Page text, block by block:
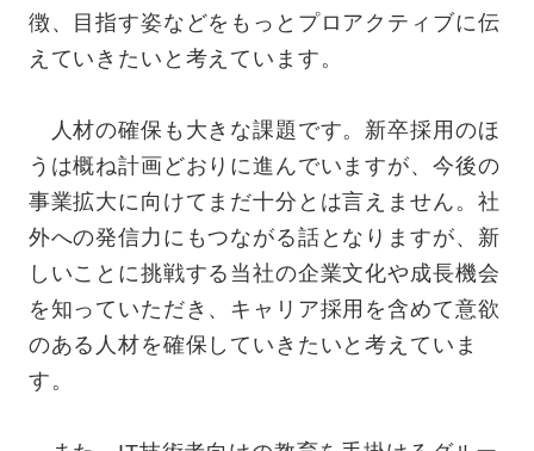
徴、目指す姿などをもっとプロアクティブに伝
えていきたいと考えています。
人材の確保も大きな課題です。新卒採用のほ
うは概ね計画どおりに進んでいますが、今後の
事業拡大に向けてまだ十分とは言えません。社
外への発信力にもつながる話となりますが、新
しいことに挑戦する当社の企業文化や成長機会
を知っていただき、キャリア採用を含めて意欲
のある人材を確保していきたいと考えていま
す。